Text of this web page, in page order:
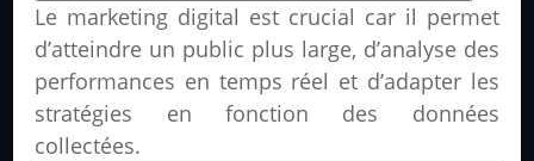
Le marketing digital est crucial car il permet
d’atteindre un public plus large, d’analyse des
performances en temps réel et d’adapter les
stratégies en fonction des données
collectées.